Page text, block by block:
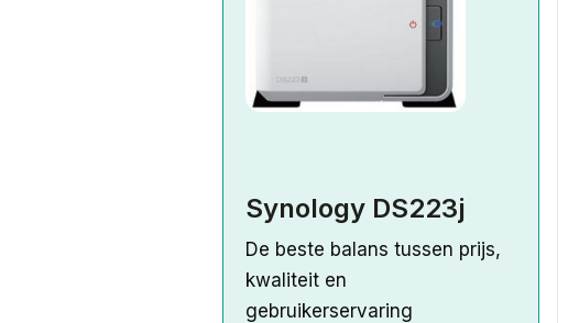
Synology DS223j
De beste balans tussen prijs,
kwaliteit en
gebruikerservaring